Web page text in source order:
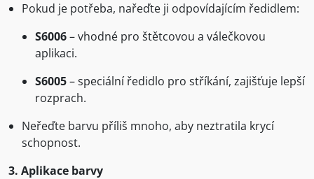
Pokud je potřeba, nařeďte ji odpovídajícím ředidlem:
S6006– vhodné pro štětcovou a válečkovou
aplikaci.
S6005– speciální ředidlo pro stříkání, zajišťuje lepší
rozprach.
Neřeďte barvu příliš mnoho, aby neztratila krycí
schopnost.
3. Aplikace barvy